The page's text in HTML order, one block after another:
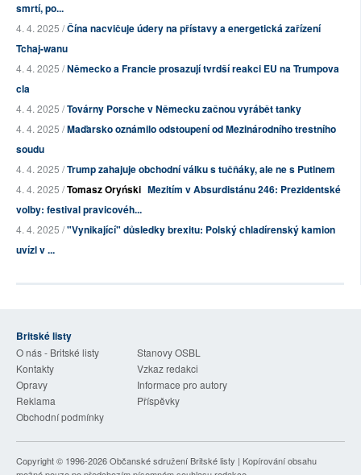
smrtí, po...
4. 4. 2025 /Čína nacvičuje údery na přístavy a energetická zařízení
Tchaj-wanu
4. 4. 2025 /Německo a Francie prosazují tvrdší reakci EU na Trumpova
cla
4. 4. 2025 /Továrny Porsche v Německu začnou vyrábět tanky
4. 4. 2025 /Maďarsko oznámilo odstoupení od Mezinárodního trestního
soudu
4. 4. 2025 /Trump zahajuje obchodní válku s tučňáky, ale ne s Putinem
4. 4. 2025 /Tomasz Oryński Mezitím v Absurdistánu 246: Prezidentské
volby: festival pravicovéh...
4. 4. 2025 /"Vynikající" důsledky brexitu: Polský chladírenský kamion
uvízl v ...
Britské listy
O nás - Britské listy
Stanovy OSBL
Kontakty
Vzkaz redakci
Opravy
Informace pro autory
Reklama
Příspěvky
Obchodní podmínky
Copyright © 1996-2026Občanské sdružení Britské listy | Kopírování obsahu